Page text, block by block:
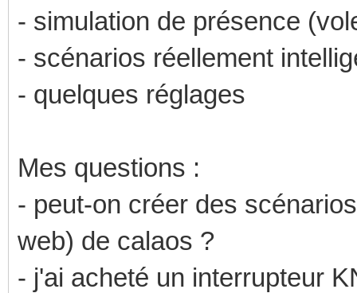
- simulation de présence
- scénarios réellement
- quelques réglages
Mes questions :
- peut-on créer des
web) de calaos ?
- j'ai acheté un interrupteur